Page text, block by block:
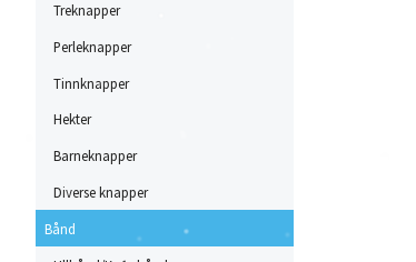
Treknapper
Perleknapper
Tinnknapper
Hekter
Barneknapper
Diverse knapper
Bånd